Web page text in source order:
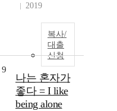
2019
복사/
대출
신청
9
나는 혼자가
좋다 = I like
being alone